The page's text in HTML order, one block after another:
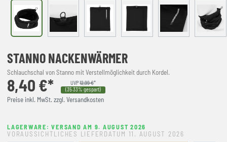
STANNO NACKENWÄRMER
Schlauchschal von Stanno mit Verstellmöglichkeit durch Kordel.
8,40 €* UVP12,99 €*
(35.33% gespart)
Preise inkl. MwSt. zzgl. Versandkosten
LAGERWARE: VERSAND AM 9. AUGUST 2026
VORAUSSICHTLICHES LIEFERDATUM 11. AUGUST 2026